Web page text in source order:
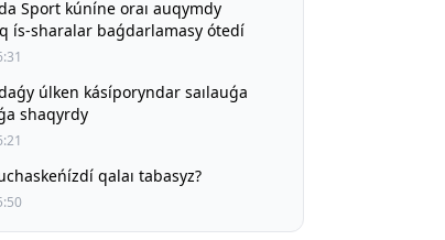
Sport kúníne oraı auqymdy
ís-sharalar baǵdarlamasy ótedí
úlken kásíporyndar saılauǵa
shaqyrdy
qalaı tabasyz?